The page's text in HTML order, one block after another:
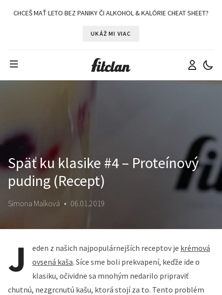
CHCEŠ MAŤ LETO BEZ PANIKY ČI ALKOHOL & KALÓRIE CHEAT SHEET?
UKÁŽ MI VIAC
Späť ku klasike #4 – Proteínový
puding (Recept)
Simona Malková • 06.01.2019
J eden z našich najpopulárnejších receptov je krémová
ovsená kaša. Síce sme boli prekvapení, keďže ide o
klasiku, očividne sa mnohým nedarilo pripraviť
chutnú, nezgrcnutú kašu, ktorá stojí za to. Tento problém